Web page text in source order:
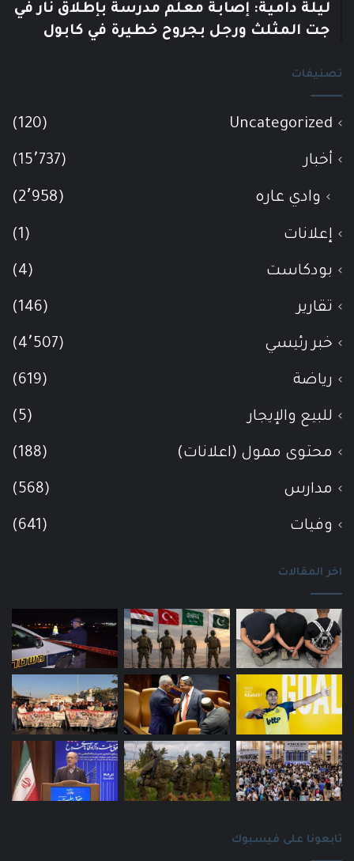
ليلة دامية: إصابة معلّم مدرسة بإطلاق نار في
جت المثلث ورجل بجروح خطيرة في كابول
تصنيفات
Uncategorized
(120)
أخبار (15٬737)
وادي عاره (2٬958)
إعلانات (1)
بودكاست (4)
تقارير (146)
خبر رئيسي (4٬507)
رياضة (619)
للبيع والإيجار (5)
محتوى ممول (اعلانات) (188)
مدارس (568)
وفيات (641)
اخر المقالات
تابعونا على فيسبوك